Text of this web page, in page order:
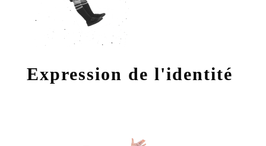
Expression de l'identité